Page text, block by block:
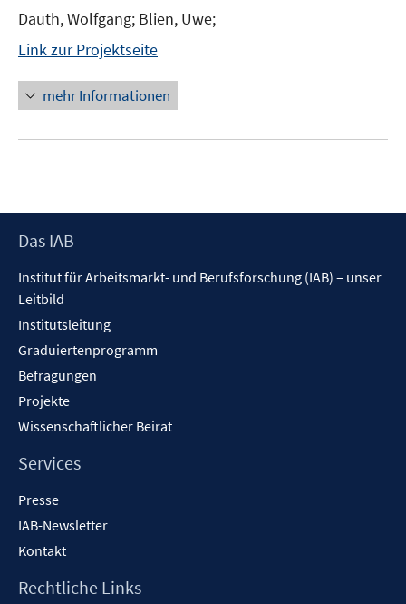
Dauth, Wolfgang; Blien, Uwe;
Link zur Projektseite
mehr Informationen
Footer
Das IAB
Institut für Arbeitsmarkt- und Berufsforschung (IAB) – unser
Leitbild
Institutsleitung
Graduiertenprogramm
Befragungen
Projekte
Wissenschaftlicher Beirat
Services
Presse
IAB-Newsletter
Kontakt
Rechtliche Links